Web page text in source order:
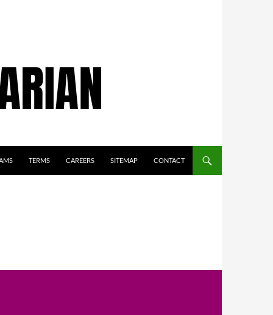
TERMS CAREERS SITEMAP CONTACT